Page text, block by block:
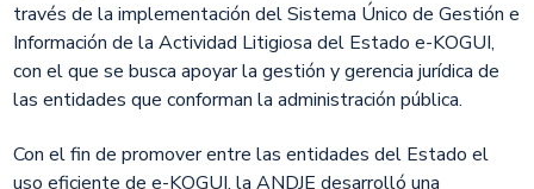
través de la implementación del Sistema Único de Gestión e
Información de la Actividad Litigiosa del Estado e-KOGUI,
con el que se busca apoyar la gestión y gerencia jurídica de
las entidades que conforman la administración pública.
Con el fin de promover entre las entidades del Estado el
uso eficiente de e-KOGUI, la ANDJE desarrolló una